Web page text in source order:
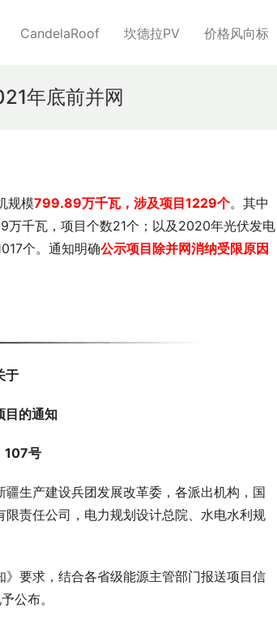
CandelaRoof 坎德拉PV 价格风向标
年底前并网
规模799.89万千瓦，涉及项目1229个。其中
万千瓦，项目个数21个；以及2020年光伏发电
个。通知明确公示项目除并网消纳受限原因
于
目的通知
107号
生产建设兵团发展改革委，各派出机构，国
责任公司，电力规划设计总院、水电水利规
要求，结合各省级能源主管部门报送项目信
公布。